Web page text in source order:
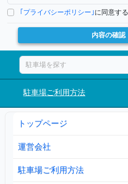
｢プライバシーポリシー｣に同意する
内容の確認
駐車場ご利用方法
トップページ
運営会社
駐車場ご利用方法